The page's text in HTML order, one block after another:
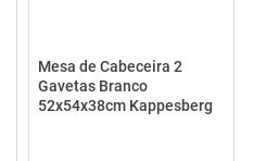
Mesa de Cabeceira 2
Gavetas Branco
52x54x38cm Kappesberg